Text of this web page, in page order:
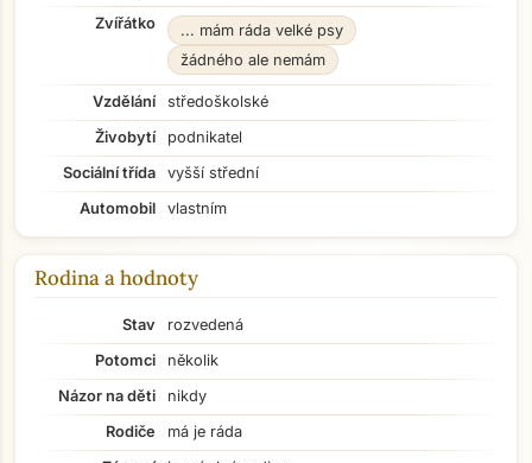
Přejít na hlavní obsah
Zvířátko
... mám ráda velké psy
žádného ale nemám
Vzdělání
středoškolské
Živobytí
podnikatel
Sociální třída
vyšší střední
Automobil
vlastním
Rodina a hodnoty
Stav
rozvedená
Potomci
několik
Názor na děti
nikdy
Rodiče
má je ráda